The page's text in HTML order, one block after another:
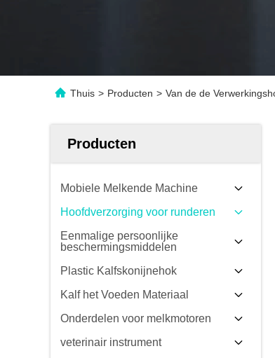
Thuis > Producten > Van de de
Producten
Mobiele Melkende Machine
Hoofdverzorging voor runderen
Eenmalige persoonlijke
beschermingsmiddelen
Plastic Kalfskonijnehok
Kalf het Voeden Materiaal
Onderdelen voor melkmotoren
veterinair instrument